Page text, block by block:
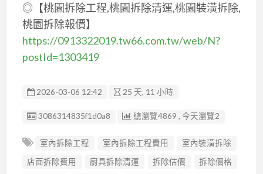
◎【桃園拆除工程,桃園拆除清運,桃園裝潢拆除,
桃園拆除報價】
https://0913322019.tw66.com.tw/web/N?
postId=1303419
2026-03-06 12:42 25 天, 11 小時
廣告编號
3086314835f1d0a8 總瀏覽4869 , 今天瀏覽2
室內拆除工程 室內拆除工程費用
室內裝潢拆除
店面拆除費用
廚具拆除清運 拆除估價
拆除價格